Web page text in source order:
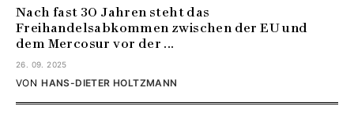
Nach fast 30 Jahren steht das
Freihandelsabkommen zwischen der EU und
dem Mercosur vor der ...
26. 09. 2025
HANS-DIETER HOLTZMANN
VON